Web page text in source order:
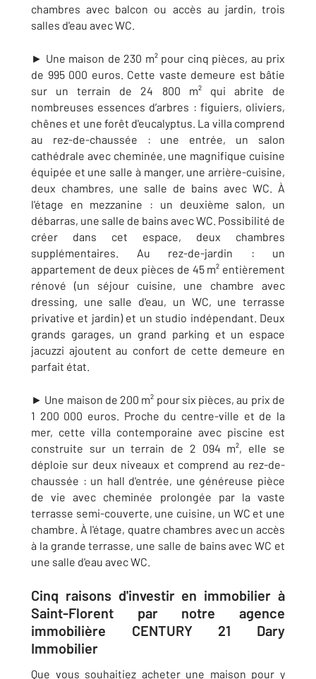
chambres avec balcon ou accès au jardin, trois
salles d'eau avec WC.
► Une maison de 230 m² pour cinq pièces, au prix
de 995 000 euros. Cette vaste demeure est bâtie
sur un terrain de 24 800 m² qui abrite de
nombreuses essences d’arbres : figuiers, oliviers,
chênes et une forêt d'eucalyptus. La villa comprend
au rez-de-chaussée : une entrée, un salon
cathédrale avec cheminée, une magnifique cuisine
équipée et une salle à manger, une arrière-cuisine,
deux chambres, une salle de bains avec WC. À
l'étage en mezzanine : un deuxième salon, un
débarras, une salle de bains avec WC. Possibilité de
créer dans cet espace, deux chambres
supplémentaires. Au rez-de-jardin : un
appartement de deux pièces de 45 m² entièrement
rénové (un séjour cuisine, une chambre avec
dressing, une salle d'eau, un WC, une terrasse
privative et jardin) et un studio indépendant. Deux
grands garages, un grand parking et un espace
jacuzzi ajoutent au confort de cette demeure en
parfait état.
► Une maison de 200 m² pour six pièces, au prix de
1 200 000 euros. Proche du centre-ville et de la
mer, cette villa contemporaine avec piscine est
construite sur un terrain de 2 094 m², elle se
déploie sur deux niveaux et comprend au rez-de-
chaussée : un hall d'entrée, une généreuse pièce
de vie avec cheminée prolongée par la vaste
terrasse semi-couverte, une cuisine, un WC et une
chambre. À l'étage, quatre chambres avec un accès
à la grande terrasse, une salle de bains avec WC et
une salle d'eau avec WC.
Cinq raisons d'investir en immobilier à
Saint-Florent par notre agence
immobilière CENTURY 21 Dary
Immobilier
Que vous souhaitiez acheter une maison pour y